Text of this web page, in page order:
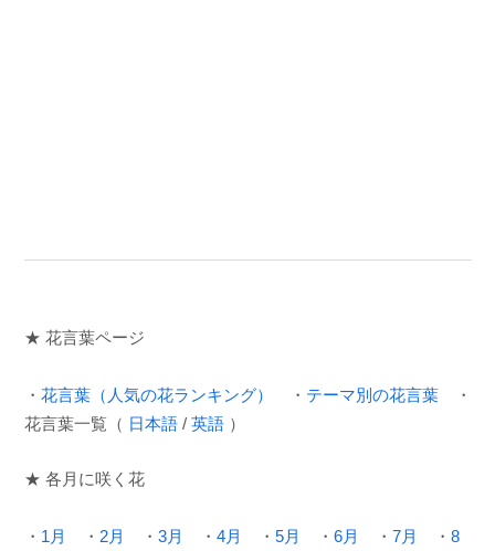
★ 花言葉ページ
・ 花言葉（人気の花ランキング） ・ テーマ別の花言葉 ・
花言葉一覧（ 日本語 / 英語 ）
★ 各月に咲く花
・ 1月 ・ 2月 ・ 3月 ・ 4月 ・ 5月 ・ 6月 ・ 7月 ・ 8